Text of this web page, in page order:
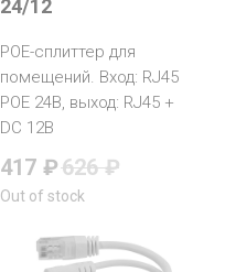
24/12
POE-сплиттер для
помещений. Вход: RJ45
POE 24В, выход: RJ45 +
DC 12В
417 ₽626 ₽
Out of stock